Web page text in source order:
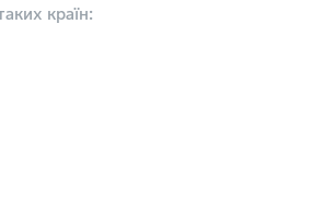
країн: